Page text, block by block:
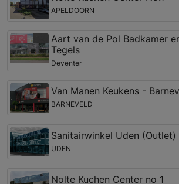
APELDOORN
Aart van de Pol Badkamer
Tegels
Deventer
Van Manen Keukens -
BARNEVELD
Sanitairwinkel Uden (Outlet)
UDEN
Nolte Kuchen Center no 1